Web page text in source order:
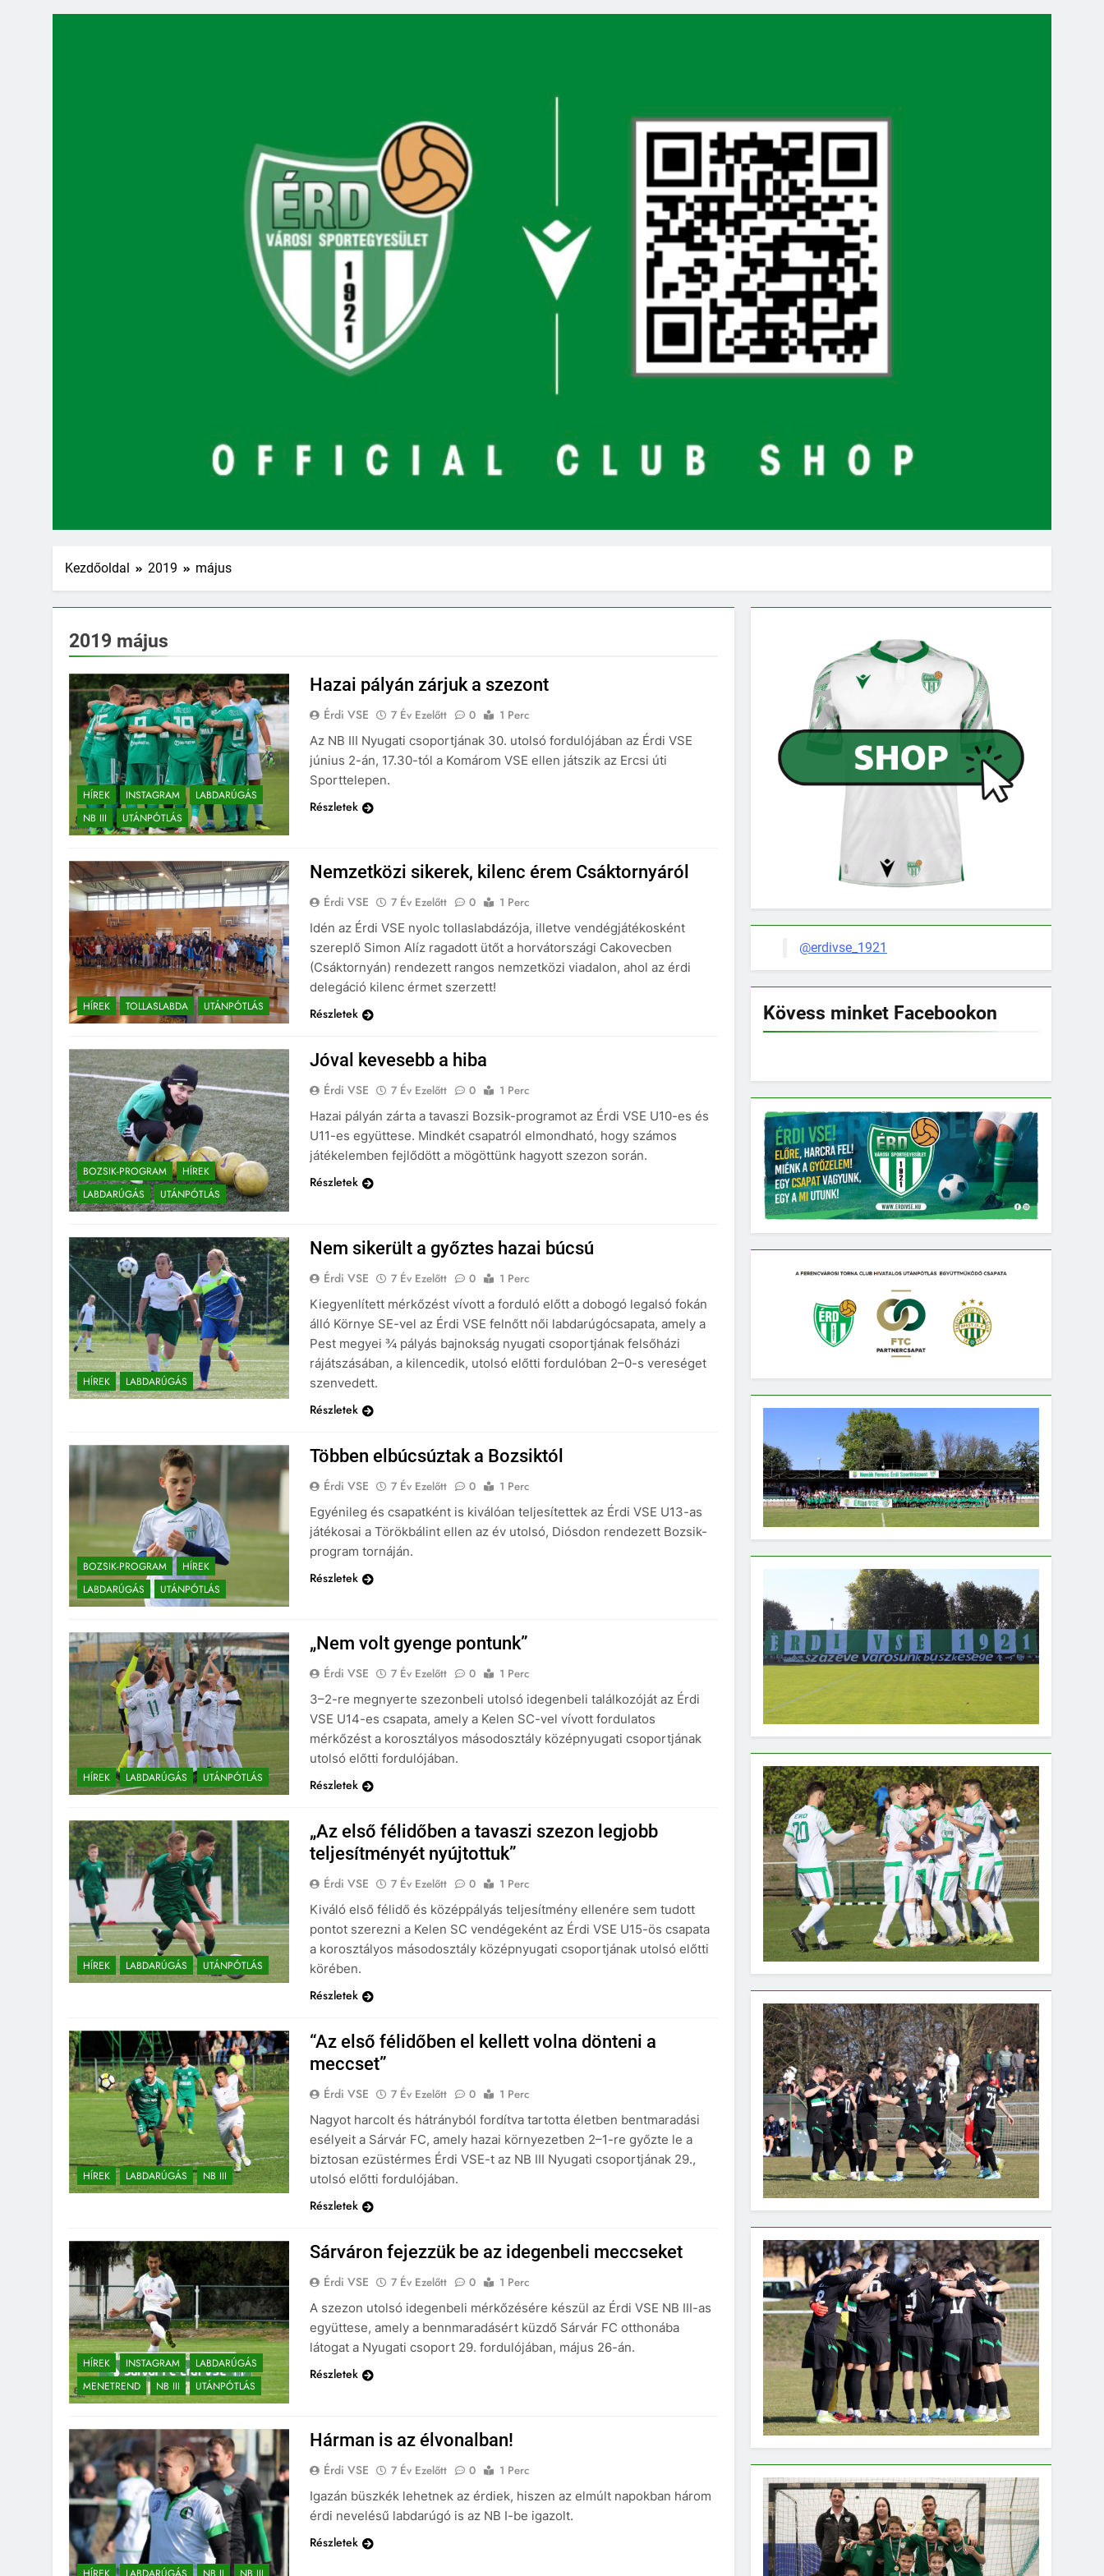
Kezdőoldal 2019 május
2019 május
HÍREK INSTAGRAM
LABDARÚGÁS
NB III
UTÁNPÓTLÁS
Hazai pályán zárjuk a szezont
Érdi VSE 7 Év Ezelőtt 0
1 Perc
Az NB III Nyugati csoportjának 30. utolsó fordulójában az Érdi VSE
június 2-án, 17.30-tól a Komárom VSE ellen játszik az Ercsi úti
Sporttelepen.
Részletek
HÍREK TOLLASLABDA UTÁNPÓTLÁS
Nemzetközi sikerek, kilenc érem Csáktornyáról
Érdi VSE 7 Év Ezelőtt 0
1 Perc
Idén az Érdi VSE nyolc tollaslabdázója, illetve vendégjátékosként
szereplő Simon Alíz ragadott ütőt a horvátországi Cakovecben
(Csáktornyán) rendezett rangos nemzetközi viadalon, ahol az érdi
delegáció kilenc érmet szerzett!
Részletek
BOZSIK-PROGRAM
HÍREK
LABDARÚGÁS
UTÁNPÓTLÁS
Jóval kevesebb a hiba
Érdi VSE 7 Év Ezelőtt 0
1 Perc
Hazai pályán zárta a tavaszi Bozsik-programot az Érdi VSE U10-es és
U11-es együttese. Mindkét csapatról elmondható, hogy számos
játékelemben fejlődött a mögöttünk hagyott szezon során.
Részletek
HÍREK LABDARÚGÁS
Nem sikerült a győztes hazai búcsú
Érdi VSE 7 Év Ezelőtt 0
1 Perc
Kiegyenlített mérkőzést vívott a forduló előtt a dobogó legalsó fokán
álló Környe SE-vel az Érdi VSE felnőtt női labdarúgócsapata, amely a
Pest megyei ¾ pályás bajnokság nyugati csoportjának felsőházi
rájátszásában, a kilencedik, utolsó előtti fordulóban 2–0-s vereséget
szenvedett.
Részletek
BOZSIK-PROGRAM
HÍREK
LABDARÚGÁS
UTÁNPÓTLÁS
Többen elbúcsúztak a Bozsiktól
Érdi VSE 7 Év Ezelőtt 0
1 Perc
Egyénileg és csapatként is kiválóan teljesítettek az Érdi VSE U13-as
játékosai a Törökbálint ellen az év utolsó, Diósdon rendezett Bozsik-
program tornáján.
Részletek
HÍREK LABDARÚGÁS UTÁNPÓTLÁS
„Nem volt gyenge pontunk”
Érdi VSE 7 Év Ezelőtt 0
1 Perc
3–2-re megnyerte szezonbeli utolsó idegenbeli találkozóját az Érdi
VSE U14-es csapata, amely a Kelen SC-vel vívott fordulatos
mérkőzést a korosztályos másodosztály középnyugati csoportjának
utolsó előtti fordulójában.
Részletek
HÍREK LABDARÚGÁS UTÁNPÓTLÁS
„Az első félidőben a tavaszi szezon legjobb
teljesítményét nyújtottuk”
Érdi VSE 7 Év Ezelőtt 0
1 Perc
Kiváló első félidő és középpályás teljesítmény ellenére sem tudott
pontot szerezni a Kelen SC vendégeként az Érdi VSE U15-ös csapata
a korosztályos másodosztály középnyugati csoportjának utolsó előtti
körében.
Részletek
HÍREK LABDARÚGÁS NB III
“Az első félidőben el kellett volna dönteni a
meccset”
Érdi VSE 7 Év Ezelőtt 0
1 Perc
Nagyot harcolt és hátrányból fordítva tartotta életben bentmaradási
esélyeit a Sárvár FC, amely hazai környezetben 2–1-re győzte le a
biztosan ezüstérmes Érdi VSE-t az NB III Nyugati csoportjának 29.,
utolsó előtti fordulójában.
Részletek
HÍREK INSTAGRAM
LABDARÚGÁS
MENETREND
NB III UTÁNPÓTLÁS
Sárváron fejezzük be az idegenbeli meccseket
Érdi VSE 7 Év Ezelőtt 0
1 Perc
A szezon utolsó idegenbeli mérkőzésére készül az Érdi VSE NB III-as
együttese, amely a bennmaradásért küzdő Sárvár FC otthonába
látogat a Nyugati csoport 29. fordulójában, május 26-án.
Részletek
Hárman is az élvonalban!
Érdi VSE 7 Év Ezelőtt 0
1 Perc
Igazán büszkék lehetnek az érdiek, hiszen az elmúlt napokban három
érdi nevelésű labdarúgó is az NB I-be igazolt.
Részletek
@erdivse_1921
Kövess minket Facebookon